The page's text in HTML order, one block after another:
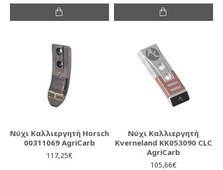
Νύχι Καλλιεργητή Horsch
00311069 AgriCarb
117,25€
Νύχι Καλλιεργητή
Kverneland KK053090 CLC
AgriCarb
105,66€